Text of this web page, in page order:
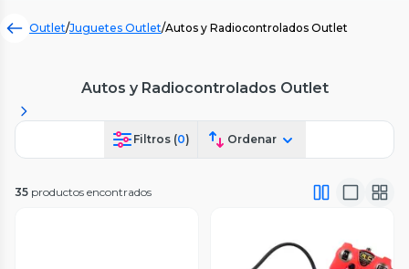
Outlet/Juguetes Outlet/Autos y Radiocontrolados Outlet
Autos y Radiocontrolados Outlet
Filtros (0) Ordenar
35 productos encontrados